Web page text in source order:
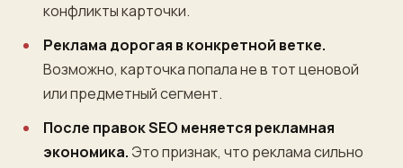
конфликты карточки.
Реклама дорогая в конкретной ветке.
Возможно, карточка попала не в тот ценовой
или предметный сегмент.
После правок SEO меняется рекламная
экономика. Это признак, что реклама сильно